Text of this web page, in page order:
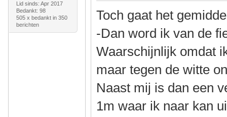
Lid sinds: Apr 2017
Bedankt: 98
505 x bedankt in 350
berichten
Toch gaat het
-Dan word ik van de
Waarschijnlijk omdat
maar tegen de witte
Naast mij is dan een
1m waar ik naar kan